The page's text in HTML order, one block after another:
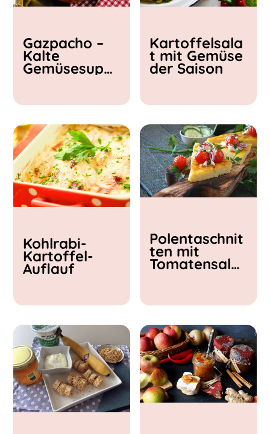
< 15 min
15 - 30 min
30 - 60 min
Gazpacho –
Kalte
Gemüsesupp
Kartoffelsala
t mit Gemüse
der Saison
Kohlrabi-
Kartoffel-
Auflauf
Polentaschnit
ten mit
Tomatensalat